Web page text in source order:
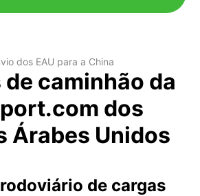
dos EAU para a China
caminhão da
dos
Árabes Unidos
de cargas